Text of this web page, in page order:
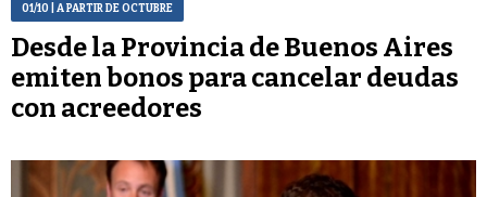
01/10 | A PARTIR DE OCTUBRE
Desde la Provincia de Buenos Aires
emiten bonos para cancelar deudas
con acreedores